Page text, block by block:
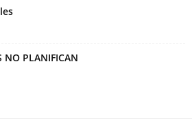
NO PLANIFICAN